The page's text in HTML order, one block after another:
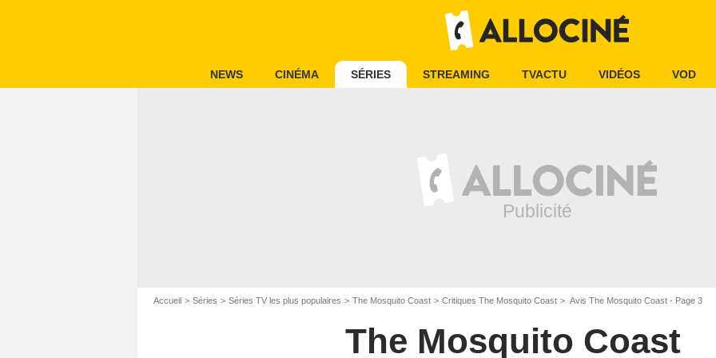
NEWS CINÉMA SÉRIES STREAMING TVACTU VIDÉOS VOD
Accueil Séries Séries TV les plus populaires The Mosquito Coast Critiques The Mosquito Coast Avis The Mosquito Coast - Page 3
The Mosquito Coast